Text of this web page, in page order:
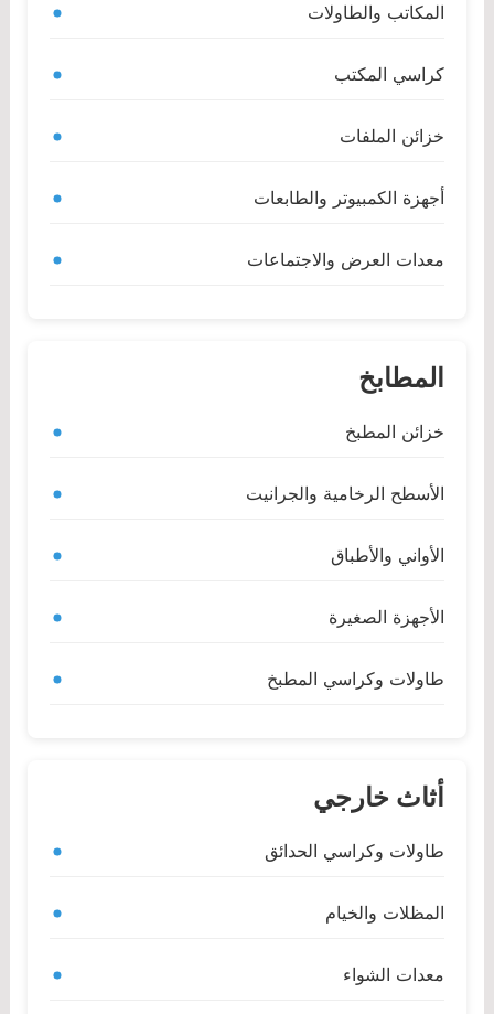
المكاتب والطاولات
كراسي المكتب
خزائن الملفات
أجهزة الكمبيوتر والطابعات
معدات العرض والاجتماعات
المطابخ
خزائن المطبخ
الأسطح الرخامية والجرانيت
الأواني والأطباق
الأجهزة الصغيرة
طاولات وكراسي المطبخ
أثاث خارجي
طاولات وكراسي الحدائق
المظلات والخيام
معدات الشواء